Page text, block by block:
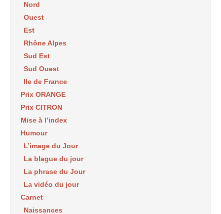
Nord
Ouest
Est
Rhône Alpes
Sud Est
Sud Ouest
Ile de France
Prix ORANGE
Prix CITRON
Mise à l’index
Humour
L’image du Jour
La blague du jour
La phrase du Jour
La vidéo du jour
Carnet
Naissances